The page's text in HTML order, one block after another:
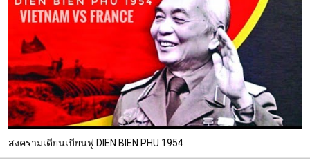
สงครามเดียนเบียนฟู DIEN BIEN PHU 1954